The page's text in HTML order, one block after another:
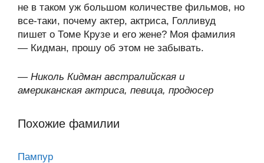
не в таком уж большом количестве фильмов, но
все-таки, почему актер, актриса, Голливуд
пишет о Томе Крузе и его жене? Моя фамилия
— Кидман, прошу об этом не забывать.
— Николь Кидман австралийская и
американская актриса, певица, продюсер
Похожие фамилии
Пампур